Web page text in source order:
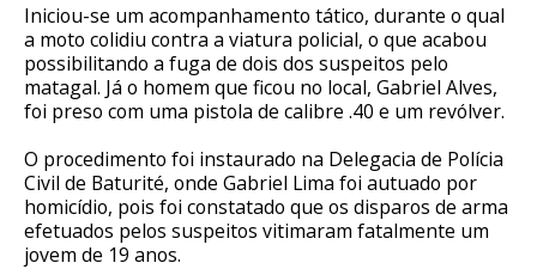
Iniciou-se um acompanhamento tático, durante o qual
a moto colidiu contra a viatura policial, o que acabou
possibilitando a fuga de dois dos suspeitos pelo
matagal. Já o homem que ficou no local, Gabriel Alves,
foi preso com uma pistola de calibre .40 e um revólver.
O procedimento foi instaurado na Delegacia de Polícia
Civil de Baturité, onde Gabriel Lima foi autuado por
homicídio, pois foi constatado que os disparos de arma
efetuados pelos suspeitos vitimaram fatalmente um
jovem de 19 anos.